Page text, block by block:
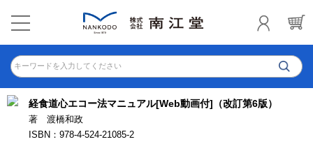
キーワードを入力してください
経食道心エコー法マニュアル[Web動画付]（改訂第6版）
著 渡橋和政
ISBN：978-4-524-21085-2